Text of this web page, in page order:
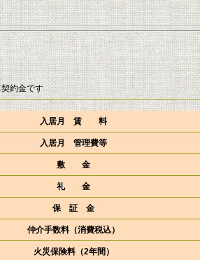
約金です
入居月 賃 料
入居月 管理費等
敷 金
礼 金
保 証 金
仲介手数料（消費税込）
火災保険料（2年間）